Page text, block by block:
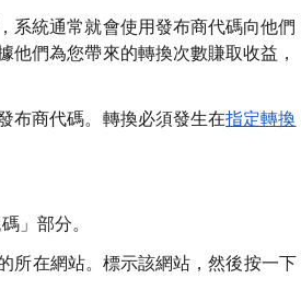
系統通常就會使用發布商代碼向他們
們為您帶來的轉換次數賺取收益，
布商代碼。轉換必須發生在指定轉換
」 部分。
所在網站。標示該網站，然後按一下